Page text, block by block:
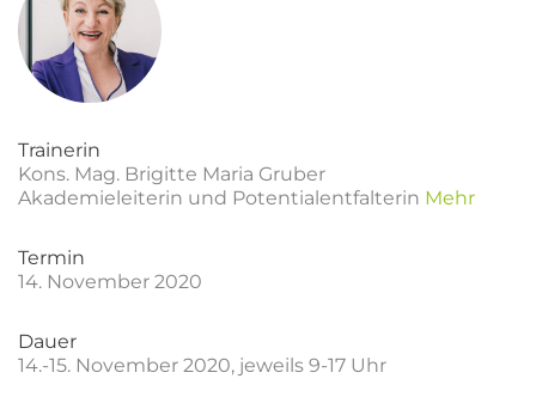
Trainerin
Kons. Mag. Brigitte Maria Gruber
Akademieleiterin und Potentialentfalterin Mehr
Termin
14. November 2020
Dauer
14.-15. November 2020, jeweils 9-17 Uhr